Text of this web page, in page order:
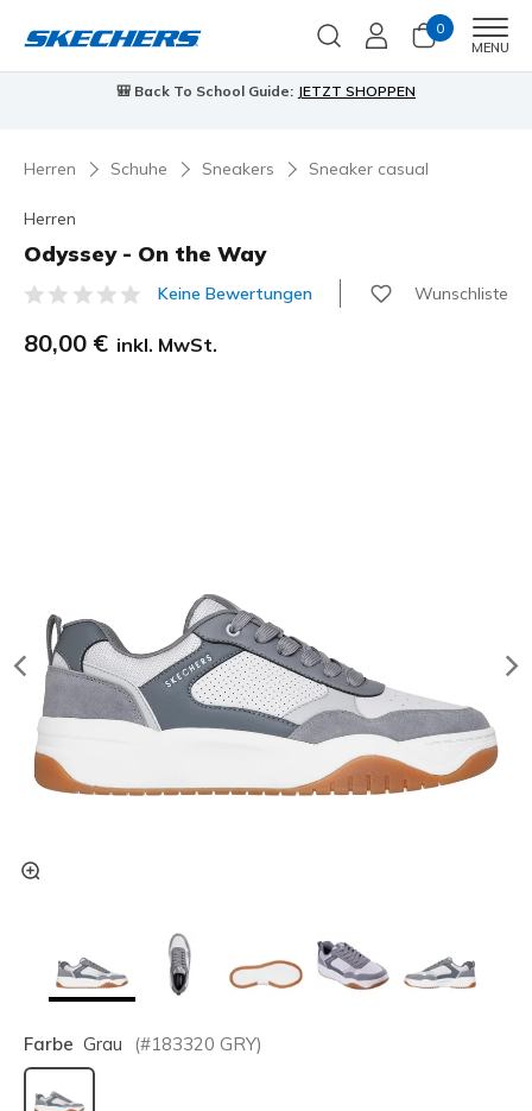
0
MENU
🎒 Back To School Guide: JETZT SHOPPEN
Herren Schuhe Sneakers Sneaker casual
Herren
Odyssey - On the Way
3,3 von 5 Kundenbewertungen
Keine Bewertungen Wunschliste
80,00 € inkl. MwSt.
Farbe Grau (#183320 GRY)